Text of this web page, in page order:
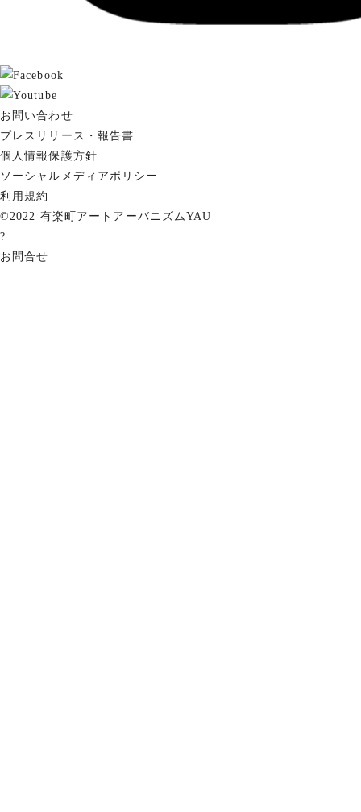
お問い合わせ
プレスリリース・報告書
個人情報保護方針
ソーシャルメディアポリシー
利用規約
©2022 有楽町アートアーバニズムYAU
?
お問合せ